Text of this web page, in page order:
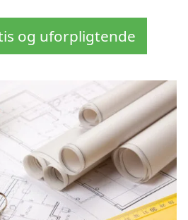
og uforpligtende